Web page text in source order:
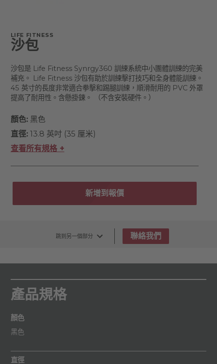
LIFE FITNESS
沙包
沙包是 Life Fitness Synrgy360 訓練系統中小團體訓練的完美
補充。 Life Fitness 沙包有助於訓練擊打技巧和全身體能訓練。
45 英寸的長度非常適合拳擊和踢腿訓練，順滑耐用的 PVC 外罩
提高了耐用性。含懸掛鍊。 （不含安裝硬件。）
顏色:黑色
直徑:13.8 英吋 (35 厘米)
查看所有規格 +
新增到報價
跳到另一個部分 聯絡我們
產品規格
顏色
黑色
直徑